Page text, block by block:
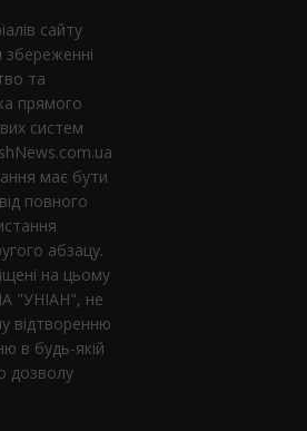
сайту
та
​​прямого
систем
має бути
повного
абзацу.
на цьому
"УНІАН", не
відтворенню
в будь-якій
дозволу